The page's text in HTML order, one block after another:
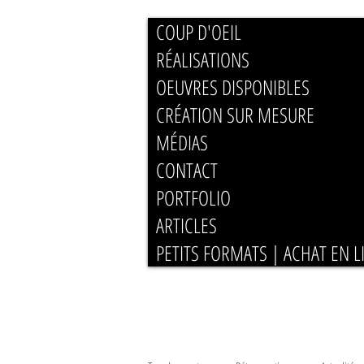
COUP D'OEIL
RÉALISATIONS
OEUVRES DISPONIBLES
CRÉATION SUR MESURE
MÉDIAS
CONTACT
PORTFOLIO
ARTICLES
PETITS FORMATS | ACHAT EN